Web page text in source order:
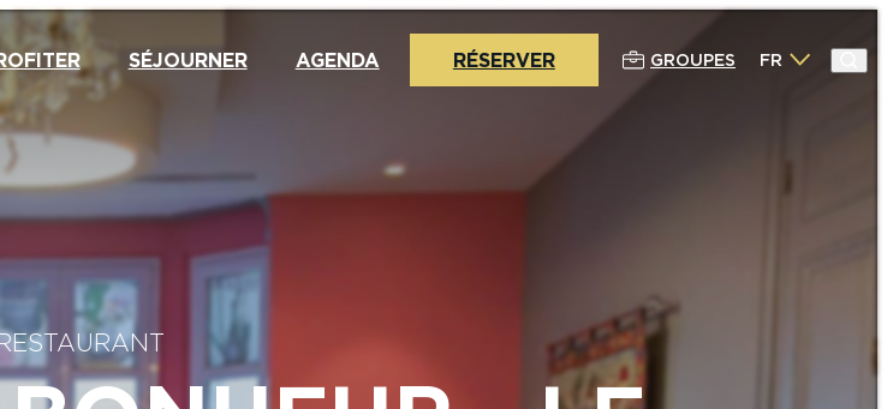
SÉJOURNER AGENDA RÉSERVER GROUPES FR